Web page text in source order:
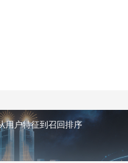
用户特征到召回排序